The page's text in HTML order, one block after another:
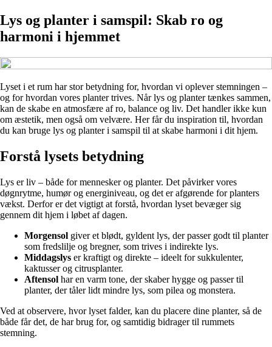
Lys og planter i samspil: Skab ro og
harmoni i hjemmet
Lyset i et rum har stor betydning for, hvordan vi oplever stemningen –
og for hvordan vores planter trives. Når lys og planter tænkes sammen,
kan de skabe en atmosfære af ro, balance og liv. Det handler ikke kun
om æstetik, men også om velvære. Her får du inspiration til, hvordan
du kan bruge lys og planter i samspil til at skabe harmoni i dit hjem.
Forstå lysets betydning
Lys er liv – både for mennesker og planter. Det påvirker vores
døgnrytme, humør og energiniveau, og det er afgørende for planters
vækst. Derfor er det vigtigt at forstå, hvordan lyset bevæger sig
gennem dit hjem i løbet af dagen.
Morgensol giver et blødt, gyldent lys, der passer godt til planter
som fredslilje og bregner, som trives i indirekte lys.
Middagslys er kraftigt og direkte – ideelt for sukkulenter,
kaktusser og citrusplanter.
Aftensol har en varm tone, der skaber hygge og passer til
planter, der tåler lidt mindre lys, som pilea og monstera.
Ved at observere, hvor lyset falder, kan du placere dine planter, så de
både får det, de har brug for, og samtidig bidrager til rummets
stemning.